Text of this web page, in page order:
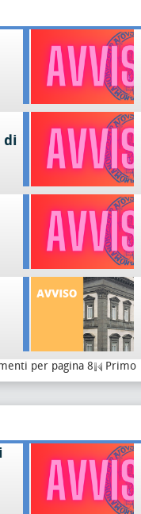
di
per pagina 8 Primo